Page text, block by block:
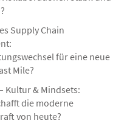
Supply Chain
für eine neue
Mile?
Kultur & Mindsets:
die moderne
von heute?